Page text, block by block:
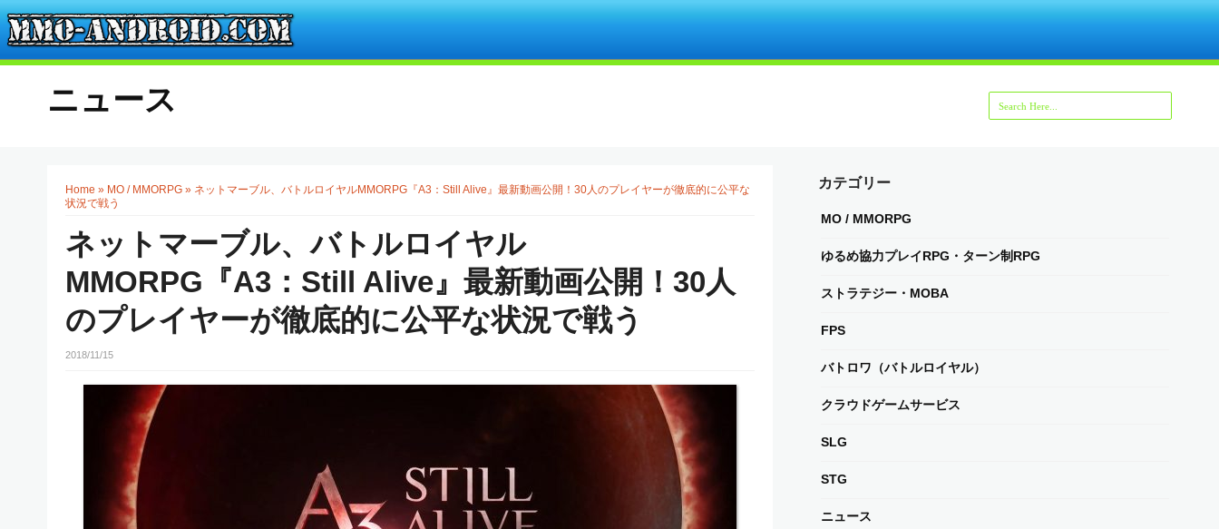
ニュース
Home » MO / MMORPG » ネットマーブル、バトルロイヤルMMORPG『A3：Still Alive』最新動画公開！30人のプレイヤーが徹底的に公平な
状況で戦う
ネットマーブル、バトルロイヤル
MMORPG『A3：Still Alive』最新動画公開！30人
のプレイヤーが徹底的に公平な状況で戦う
2018/11/15
カテゴリー
MO / MMORPG
ゆるめ協力プレイRPG・ターン制RPG
ストラテジー・MOBA
FPS
バトロワ（バトルロイヤル）
クラウドゲームサービス
SLG
STG
ニュース